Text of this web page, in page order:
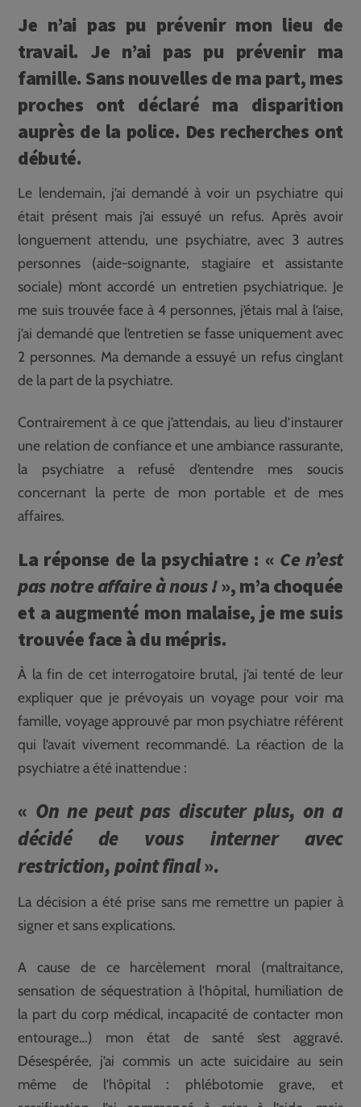
Je n’ai pas pu prévenir mon lieu de
travail. Je n’ai pas pu prévenir ma
famille. Sans nouvelles de ma part, mes
proches ont déclaré ma disparition
auprès de la police. Des recherches ont
débuté.
Le lendemain, j’ai demandé à voir un psychiatre qui
était présent mais j’ai essuyé un refus. Après avoir
longuement attendu, une psychiatre, avec 3 autres
personnes (aide-soignante, stagiaire et assistante
sociale) m’ont accordé un entretien psychiatrique. Je
me suis trouvée face à 4 personnes, j’étais mal à l’aise,
j’ai demandé que l’entretien se fasse uniquement avec
2 personnes. Ma demande a essuyé un refus cinglant
de la part de la psychiatre.
Contrairement à ce que j’attendais, au lieu d’instaurer
une relation de confiance et une ambiance rassurante,
la psychiatre a refusé d’entendre mes soucis
concernant la perte de mon portable et de mes
affaires.
La réponse de la psychiatre : « Ce n’est
pas notre affaire à nous !», m’a choquée
et a augmenté mon malaise, je me suis
trouvée face à du mépris.
À la fin de cet interrogatoire brutal, j’ai tenté de leur
expliquer que je prévoyais un voyage pour voir ma
famille, voyage approuvé par mon psychiatre référent
qui l’avait vivement recommandé. La réaction de la
psychiatre a été inattendue :
« On ne peut pas discuter plus, on a
décidé de vous interner avec
restriction, point final».
La décision a été prise sans me remettre un papier à
signer et sans explications.
A cause de ce harcèlement moral (maltraitance,
sensation de séquestration à l’hôpital, humiliation de
la part du corp médical, incapacité de contacter mon
entourage…) mon état de santé s’est aggravé.
Désespérée, j’ai commis un acte suicidaire au sein
même de l’hôpital : phlébotomie grave, et